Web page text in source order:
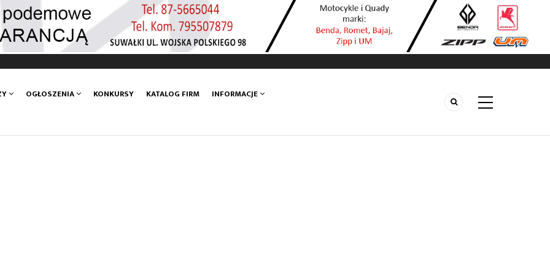
OGŁOSZENIA KONKURSY KATALOG FIRM INFORMACJE